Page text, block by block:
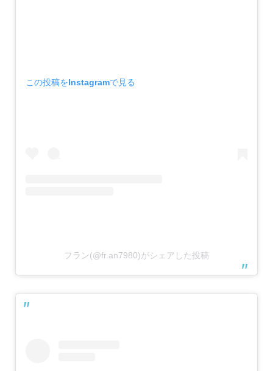
この投稿をInstagramで見る
フラン(@fr.an7980)がシェアした投稿